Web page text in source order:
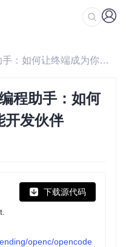
/ 5个维度解锁开源AI编程助手：如何让终端成为你的智能开发伙伴
程助手：如何
开发伙伴
下载源代码
openc/opencode